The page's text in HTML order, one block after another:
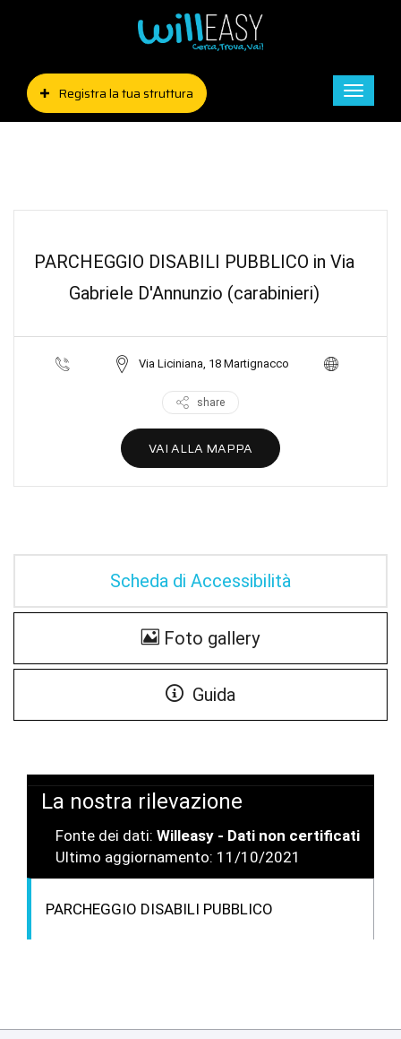
Registra la tua struttura
Toggle
PARCHEGGIO DISABILI PUBBLICO in Via
Gabriele D'Annunzio (carabinieri)
Via Liciniana, 18 Martignacco
share
VAI ALLA MAPPA
Scheda di Accessibilità
Foto gallery
Guida
La nostra rilevazione
Fonte dei dati: Willeasy - Dati non certificati
Ultimo aggiornamento: 11/10/2021
PARCHEGGIO DISABILI PUBBLICO